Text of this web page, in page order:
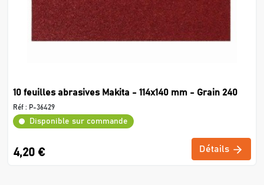
10 feuilles abrasives Makita - 114x140 mm - Grain 240
Réf : P-36429
Disponible sur commande
4,20 € Détails